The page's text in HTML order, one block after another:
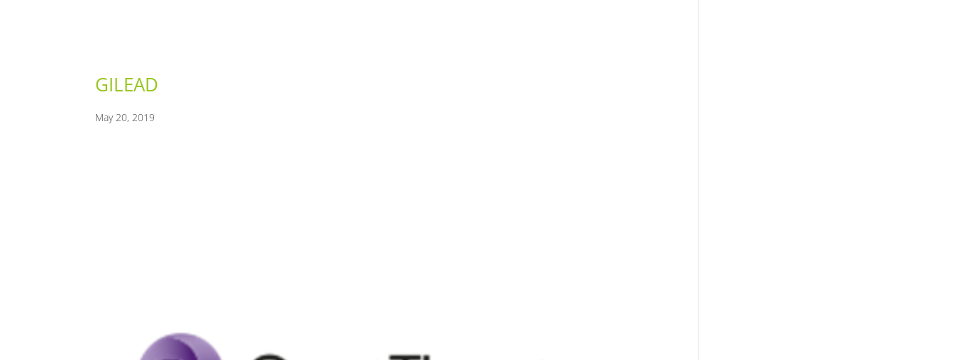
GILEAD
May 20, 2019